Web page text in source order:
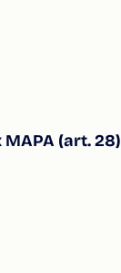
(art. 28)